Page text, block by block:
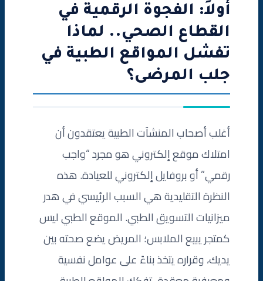
أولاً: الفجوة الرقمية في
القطاع الصحي.. لماذا
تفشل المواقع الطبية في
جلب المرضى؟
أغلب أصحاب المنشآت الطبية يعتقدون أن
امتلاك موقع إلكتروني هو مجرد “واجب
رقمي” أو بروفايل إلكتروني للعيادة. هذه
النظرة التقليدية هي السبب الرئيسي في هدر
ميزانيات التسويق الطبي. الموقع الطبي ليس
كمتجر يبيع الملابس؛ المريض يضع صحته بين
يديك، وقراره يتخذ بناءً على عوامل نفسية